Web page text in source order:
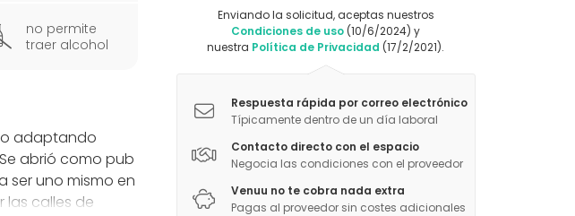
no permite
traer alcohol
adaptando
abrió como pub
ser uno mismo en
calles de
Enviando la solicitud, aceptas nuestros
Condiciones de uso (10/6/2024) y
nuestra Política de Privacidad (17/2/2021).
Respuesta rápida por correo electrónico
Típicamente dentro de un día laboral
Contacto directo con el espacio
Negocia las condiciones con el proveedor
Venuu no te cobra nada extra
Pagas al proveedor sin costes adicionales